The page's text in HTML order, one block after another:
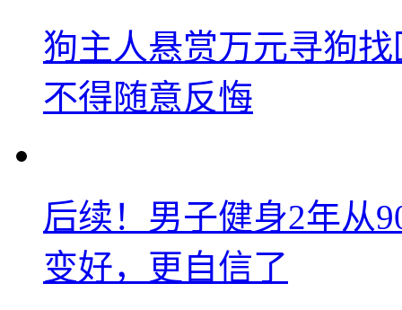
狗主人悬赏万元寻狗
不得随意反悔
后续！男子健身2年从
变好，更自信了